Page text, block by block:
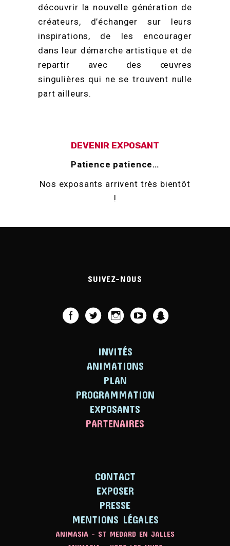
découvrir la nouvelle génération de
créateurs, d’échanger sur leurs
inspirations, de les encourager
dans leur démarche artistique et de
repartir avec des œuvres
singulières qui ne se trouvent nulle
part ailleurs.
DEVENIR EXPOSANT
Patience patience…
Nos exposants arrivent très bientôt
!
SUIVEZ-NOUS
INVITÉS
ANIMATIONS
PLAN
PROGRAMMATION
EXPOSANTS
PARTENAIRES
CONTACT
EXPOSER
PRESSE
MENTIONS LÉGALES
ANIMASIA - ST MEDARD EN JALLES